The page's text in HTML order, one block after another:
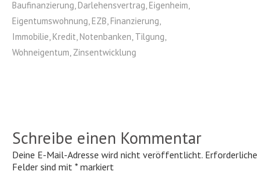
Baufinanzierung, Darlehensvertrag, Eigenheim,
Eigentumswohnung, EZB, Finanzierung,
Immobilie, Kredit, Notenbanken, Tilgung,
Wohneigentum, Zinsentwicklung
Schreibe einen Kommentar
Deine E-Mail-Adresse wird nicht veröffentlicht. Erforderliche
Felder sind mit * markiert